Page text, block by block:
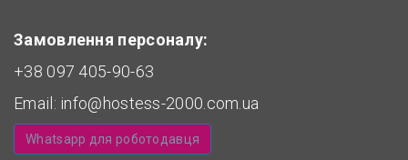
Замовлення персоналу:
+38 097 405-90-63
Email: info@hostess-2000.com.ua
Whatsapp для роботодавця